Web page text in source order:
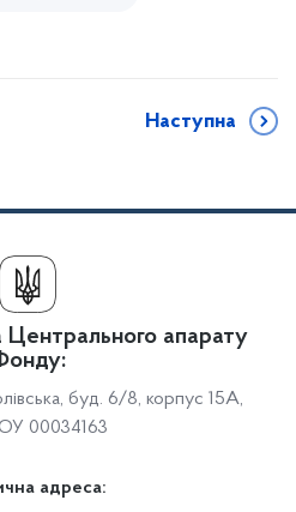
Наступна
апарату
буд. 6/8, корпус 15А,
00034163
адреса: